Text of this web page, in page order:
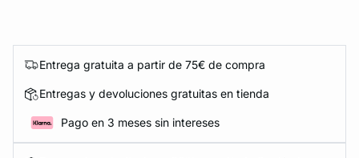
Entrega gratuita a partir de 75€ de compra
Entregas y devoluciones gratuitas en tienda
Pago en 3 meses sin intereses